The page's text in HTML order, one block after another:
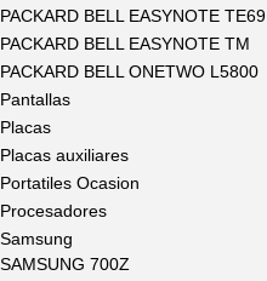
PACKARD BELL EASYNOTE TE69
PACKARD BELL EASYNOTE TM
PACKARD BELL ONETWO L5800
Pantallas
Placas
Placas auxiliares
Portatiles Ocasion
Procesadores
Samsung
SAMSUNG 700Z